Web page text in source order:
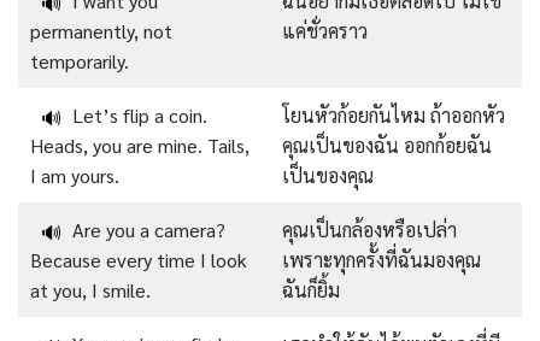
permanently, not
temporarily.
แค่ชั่วคราว
🔊 Let’s flip a coin.
Heads, you are mine. Tails,
I am yours.
โยนหัวก้อยกันไหม ถ้าออกหัว
คุณเป็นของฉัน ออกก้อยฉัน
เป็นของคุณ
🔊 Are you a camera?
Because every time I look
at you, I smile.
คุณเป็นกล้องหรือเปล่า
เพราะทุกครั้งที่ฉันมองคุณ
ฉันก็ยิ้ม